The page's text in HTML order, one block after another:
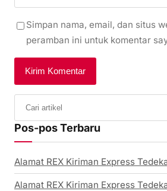
Simpan nama, email, dan situs
peramban ini untuk komentar
Pos-pos Terbaru
Alamat REX Kiriman Express
Alamat REX Kiriman Express